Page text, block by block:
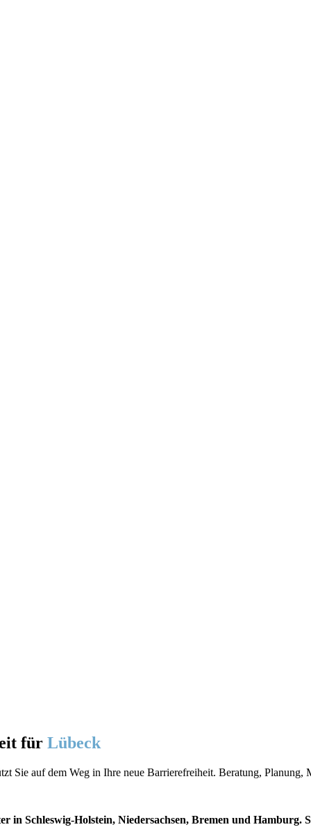
für Lübeck
auf dem Weg in Ihre neue Barrierefreiheit. Beratung, Planung,
in Schleswig-Holstein, Niedersachsen, Bremen und